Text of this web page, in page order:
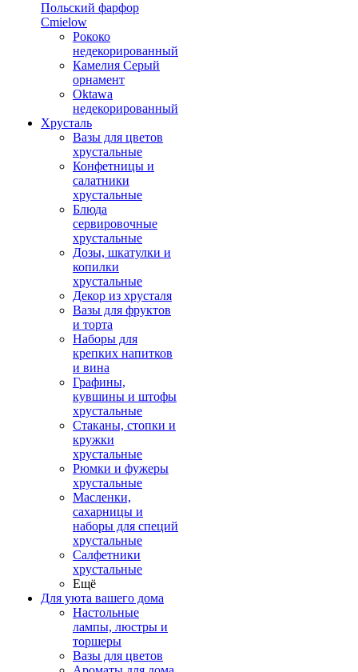
Польский фарфор
Сmielow
Рококо
недекорированный
Камелия Серый
орнамент
Oktawa
недекорированный
Хрусталь
Вазы для цветов
хрустальные
Конфетницы и
салатники
хрустальные
Блюда
сервировочные
хрустальные
Дозы, шкатулки и
копилки
хрустальные
Декор из хрусталя
Вазы для фруктов
и торта
Наборы для
крепких напитков
и вина
Графины,
кувшины и штофы
хрустальные
Стаканы, стопки и
кружки
хрустальные
Рюмки и фужеры
хрустальные
Масленки,
сахарницы и
наборы для специй
хрустальные
Салфетники
хрустальные
Ещё
Для уюта вашего дома
Настольные
лампы, люстры и
торшеры
Вазы для цветов